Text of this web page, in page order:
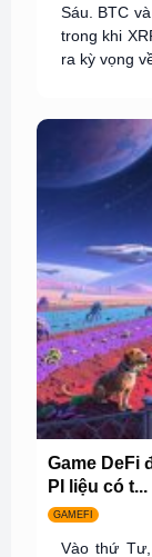
Sáu. BTC
trong khi
ra kỳ vọng
Game DeFi
PI liệu có t...
GAMEFI
Vào thứ